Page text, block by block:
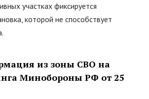
участках фиксируется
которой не способствует
из зоны СВО на
Минобороны РФ от 25